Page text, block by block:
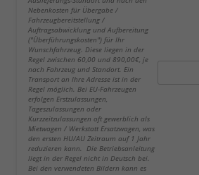
Nebenkosten für Übergabe /
Fahrzeugbereitstellung /
Auftragsabwicklung und Aufbereitung
("Überführungskosten") für Ihr
Wunschfahrzeug. Diese liegen in der
Regel zwischen 60,00 und 890,00€, je
nach Fahrzeug und Standort. Ein
Transport an Ihre Adresse ist in der
Regel möglich. Bei EU-Fahrzeugen
erfolgen Erstzulassungen,
Tageszulassungen oder
Kurzzeitzulassungen oft gewerblich als
Mietwagen / Werkstatt Ersatzwagen, was
den ersten HU/AU Zeitraum auf 1 Jahr
reduzieren kann. Die Betriebsanleitung
liegt in der Regel nicht in Deutsch bei.
Bei den verwendeten Bildern kann es